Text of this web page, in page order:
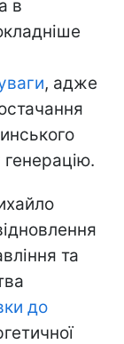
в
, адже
та
до